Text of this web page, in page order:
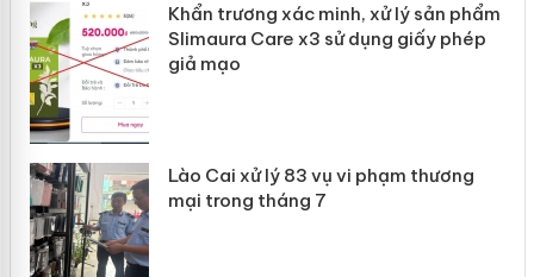
Khẩn trương xác minh, xử lý sản phẩm
Slimaura Care x3 sử dụng giấy phép
giả mạo
Lào Cai xử lý 83 vụ vi phạm thương
mại trong tháng 7